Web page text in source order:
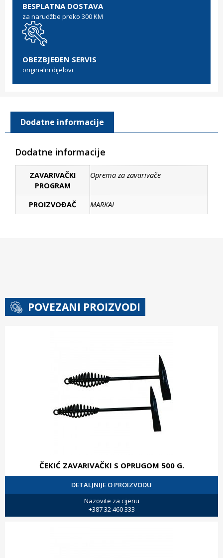
BESPLATNA DOSTAVA
za narudžbe preko 300 KM
OBEZBJEĐEN SERVIS
originalni dijelovi
Dodatne informacije
Dodatne informacije
ZAVARIVAČKI
PROGRAM
Oprema za zavarivače
PROIZVOĐAČ MARKAL
POVEZANI PROIZVODI
ČEKIĆ ZAVARIVAČKI S OPRUGOM 500 G.
DETALJNIJE O PROIZVODU
Nazovite za cijenu
+387 32 460 333